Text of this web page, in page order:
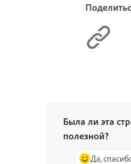
Была ли эта
полезной?
Да,